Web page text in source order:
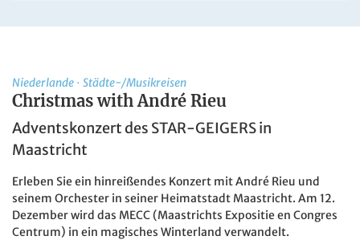
Niederlande · Städte-/Musikreisen
Christmas with André Rieu
Adventskonzert des STAR-GEIGERS in
Maastricht
Erleben Sie ein hinreißendes Konzert mit André Rieu und
seinem Orchester in seiner Heimatstadt Maastricht. Am 12.
Dezember wird das MECC (Maastrichts Expositie en Congres
Centrum) in ein magisches Winterland verwandelt.